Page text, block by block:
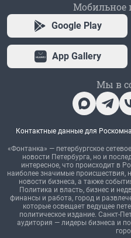
Мобильное
Google Play
App Gallery
Мы в
Контактные данные для
«Фонтанка» — петербургское
новости Петербурга, но и
интересное, что происходит в
наиболее значимые происшествия,
новости бизнеса, а также
Политика и власть, бизнес и
финансы и работа, город и
которые освещает ведущее
политическое издание. Санкт-
аудитория — лидеры бизнеса и